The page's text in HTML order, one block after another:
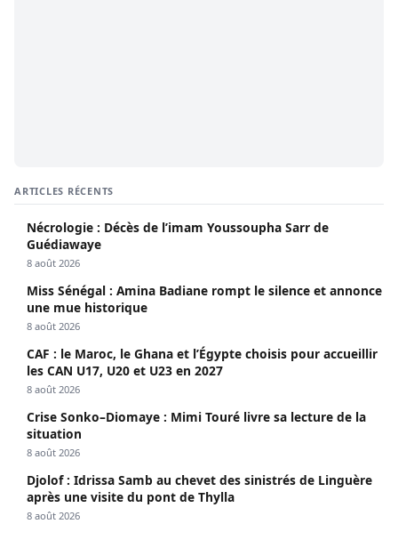
ARTICLES RÉCENTS
Nécrologie : Décès de l’imam Youssoupha Sarr de
Guédiawaye
8 août 2026
Miss Sénégal : Amina Badiane rompt le silence et annonce
une mue historique
8 août 2026
CAF : le Maroc, le Ghana et l’Égypte choisis pour accueillir
les CAN U17, U20 et U23 en 2027
8 août 2026
Crise Sonko–Diomaye : Mimi Touré livre sa lecture de la
situation
8 août 2026
Djolof : Idrissa Samb au chevet des sinistrés de Linguère
après une visite du pont de Thylla
8 août 2026